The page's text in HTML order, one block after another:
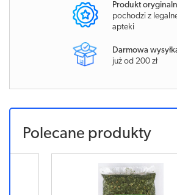
Produkt
pochodzi z
apteki
Darmowa
już od 200 zł
Polecane produkty